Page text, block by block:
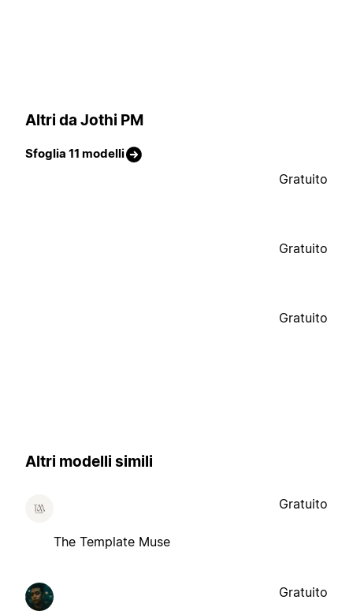
Altri da Jothi PM
Sfoglia 11 modelli
Gratuito
Gratuito
Gratuito
Altri modelli simili
The Template Muse
Gratuito
Gratuito